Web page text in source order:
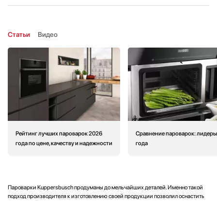
Статьи Видео
Рейтинг лучших пароварок 2026
года по цене, качеству и надежности
Сравнение пароварок:
года
Пароварки Kuppersbusch продуманы до мельчайших деталей. Именно такой
подход производителя к изготовлению своей продукции позволил оснастить